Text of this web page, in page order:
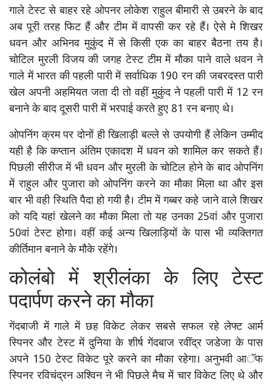
गाले टेस्ट से बाहर रहे ओपनर लोकेश राहुल बीमारी से उबरने के बाद
अब पूरी तरह फिट हैं और टीम में वापसी कर रहे हैं। ऐसे मे शिखर
धवन और अभिनव मुकुंद में से किसी एक का बाहर बैठना तय है।
चोटिल मुरली विजय की जगह टेस्ट टीम में मौका पाने वाले धवन ने
गाले में भारत की पहली पारी में सर्वाधिक 190 रन की जबरदस्त पारी
खेल अपनी अहमियत जता दी तो वहीं मुकुंद ने पहली पारी में 12 रन
बनाने के बाद दूसरी पारी में भरपाई करते हुए 81 रन बनाए थे।
ओपनिंग क्रम पर दोनों ही खिलाड़ी बल्ले से उपयोगी हैं लेकिन उम्मीद
यही है कि कप्तान अंतिम एकादश में धवन को शामिल कर सकते हैं।
पिछली सीरीज में भी धवन और मुरली के चोटिल होने के बाद ओपनिंग
में राहुल और पुजारा को ओपनिंग करने का मौका मिला था और इस
बार भी वही स्थिति पैदा हो गयी है। टीम में गब्बर कहे जाने वाले शिखर
को यदि यहां खेलने का मौका मिला तो यह उनका 25वां और पुजारा
50वां टेस्ट होगा। वहीं कई अन्य खिलाड़ियों के पास भी व्यक्तिगत
कीर्तिमान बनाने के मौके रहेंगे।
कोलंबो में श्रीलंका के लिए टेस्ट
पदार्पण करने का मौका
गेंदबाजी में गाले में छह विकेट लेकर सबसे सफल रहे लेफ्ट आर्म
स्पिनर और टेस्ट में दुनिया के शीर्ष गेंदबाज रवींद्र जडेजा के पास
अपने 150 टेस्ट विकेट पूरे करने का मौका रहेगा। अनुभवी आॅफ
स्पिनर रविचंद्रन अश्विन ने भी पिछले मैच में चार विकेट लिए थे और